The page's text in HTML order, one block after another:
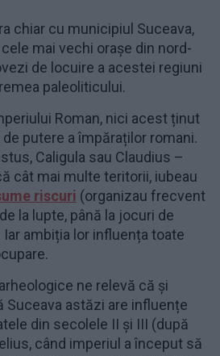
chiar cu municipiul Suceava,
mai vechi orașe din nord-
de locuire a acestei regiuni
paleoliticului.
Roman, nici acest ținut
putere a împăraților romani.
Caligula sau Claudius –
cât mai multe teritorii, iubeau
riscuri (organizau frecvent
la lupte, până la jocuri de
ambiția lor influența toate
ne relevă că și
Suceava astăzi are influențe
din secolele II și III (după
când imperiul a început să